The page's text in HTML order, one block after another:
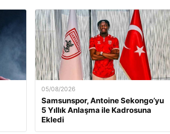
05/08/2026
Samsunspor, Antoine Sekongo’yu
5 Yıllık Anlaşma ile Kadrosuna
Ekledi